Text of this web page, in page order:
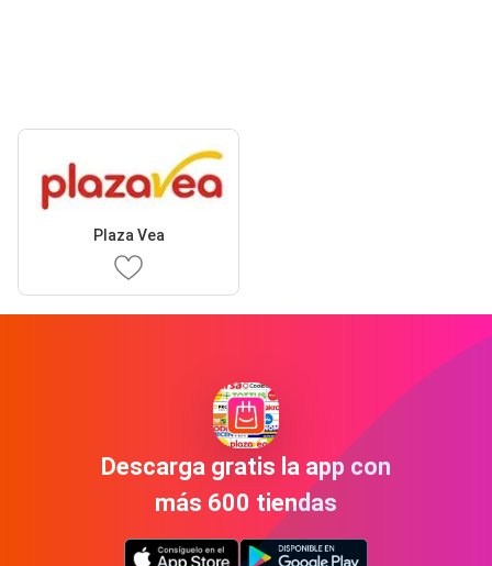
Plaza Vea
Descarga gratis la app con
más 600 tiendas